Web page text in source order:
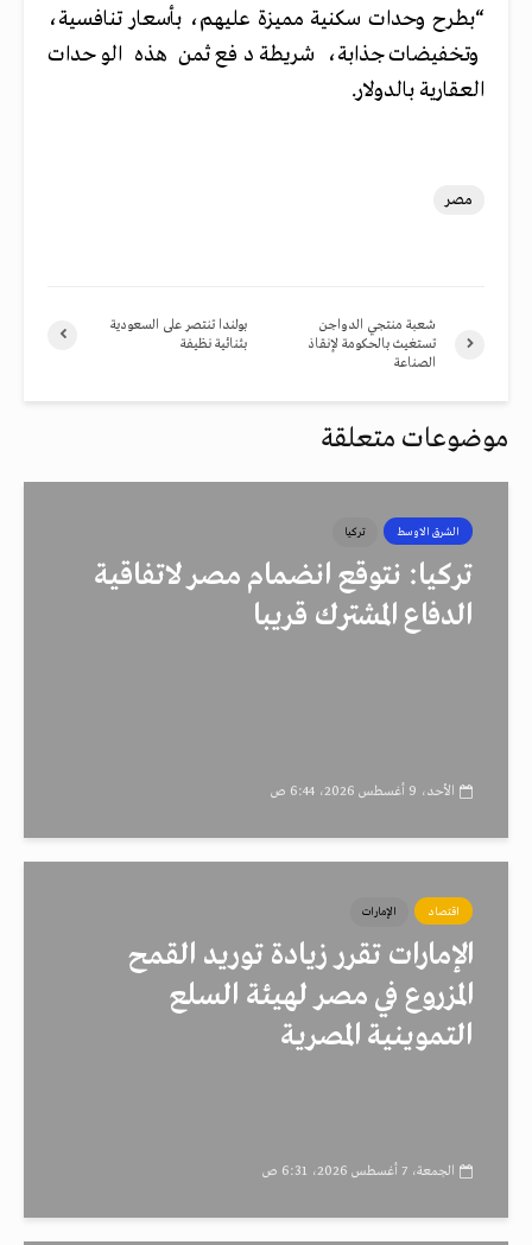
“بطرح وحدات سكنية مميزة عليهم، بأسعار تنافسية،
وتخفيضات جذابة، شريطة دفع ثمن هذه الوحدات
العقارية بالدولار.
مصر
بولندا تنتصر على السعودية
بثنائية نظيفة
شعبة منتجي الدواجن
تستغيث بالحكومة لإنقاذ
الصناعة
موضوعات متعلقة
الشرق الاوسط تركيا
تركيا: نتوقع انضمام مصر لاتفاقية
الدفاع المشترك قريبا
الأحد، 9 أغسطس 2026، 6:44 ص
اقتصاد الإمارات
الإمارات تقرر زيادة توريد القمح
المزروع في مصر لهيئة السلع
التموينية المصرية
الجمعة، 7 أغسطس 2026، 6:31 ص